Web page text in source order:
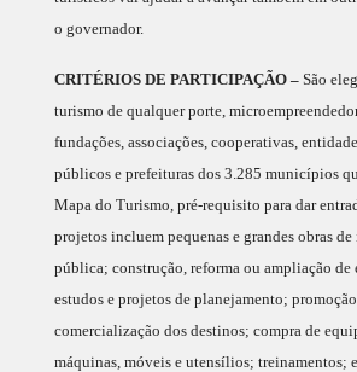
o governador.
CRITÉRIOS DE PARTICIPAÇÃO – São
turismo de qualquer porte,
fundações, associações, cooperativas,
públicos e prefeituras dos 3.285 municípios
Mapa do Turismo, pré-requisito para dar
projetos incluem pequenas e grandes obras
pública; construção, reforma ou ampliação de
estudos e projetos de planejamento;
comercialização dos destinos; compra de
máquinas, móveis e utensílios; treinamentos;